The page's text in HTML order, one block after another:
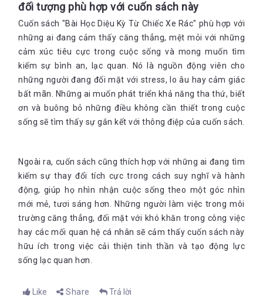
đối tượng phù hợp với cuốn sách này
Cuốn sách "Bài Học Diệu Kỳ Từ Chiếc Xe Rác" phù hợp với
những ai đang cảm thấy căng thẳng, mệt mỏi với những
cảm xúc tiêu cực trong cuộc sống và mong muốn tìm
kiếm sự bình an, lạc quan. Nó là nguồn động viên cho
những người đang đối mặt với stress, lo âu hay cảm giác
bất mãn. Những ai muốn phát triển khả năng tha thứ, biết
ơn và buông bỏ những điều không cần thiết trong cuộc
sống sẽ tìm thấy sự gắn kết với thông điệp của cuốn sách.
Ngoài ra, cuốn sách cũng thích hợp với những ai đang tìm
kiếm sự thay đổi tích cực trong cách suy nghĩ và hành
động, giúp họ nhìn nhận cuộc sống theo một góc nhìn
mới mẻ, tươi sáng hơn. Những người làm việc trong môi
trường căng thẳng, đối mặt với khó khăn trong công việc
hay các mối quan hệ cá nhân sẽ cảm thấy cuốn sách này
hữu ích trong việc cải thiện tinh thần và tạo động lực
sống lạc quan hơn
Like Share Trả lời